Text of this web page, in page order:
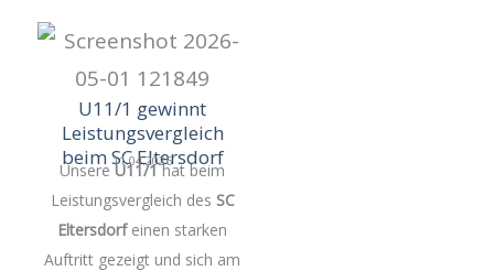
U11/1 gewinnt
Leistungsvergleich
beim SC Eltersdorf
11.04.2026
UnsereU11/1hat beim
Leistungsvergleich des SC
Eltersdorfeinen starken
Auftritt gezeigt und sich am